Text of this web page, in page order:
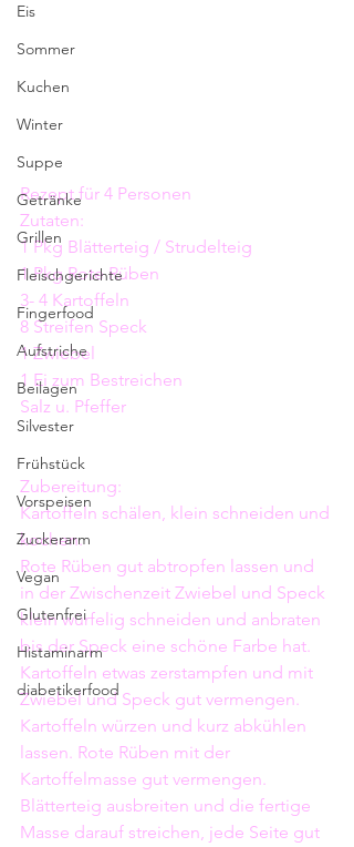
Eis
Sommer
Kuchen
Winter
Suppe
Getränke
Grillen
Fleischgerichte
Fingerfood
Aufstriche
Beilagen
Silvester
Frühstück
Vorspeisen
Zuckerarm
Vegan
Glutenfrei
Histaminarm
diabetikerfood
Rezept für 4 Personen
Zutaten:
1 Pkg Blätterteig / Strudelteig
1 Pkg Rote Rüben
3- 4 Kartoffeln
8 Streifen Speck
1 Zwiebel
1 Ei zum Bestreichen
Salz u. Pfeffer
Zubereitung:
Kartoffeln schälen, klein schneiden und
kochen.
Rote Rüben gut abtropfen lassen und
in der Zwischenzeit Zwiebel und Speck
klein würfelig schneiden und anbraten
bis der Speck eine schöne Farbe hat.
Kartoffeln etwas zerstampfen und mit
Zwiebel und Speck gut vermengen.
Kartoffeln würzen und kurz abkühlen
lassen. Rote Rüben mit der
Kartoffelmasse gut vermengen.
Blätterteig ausbreiten und die fertige
Masse darauf streichen, jede Seite gut